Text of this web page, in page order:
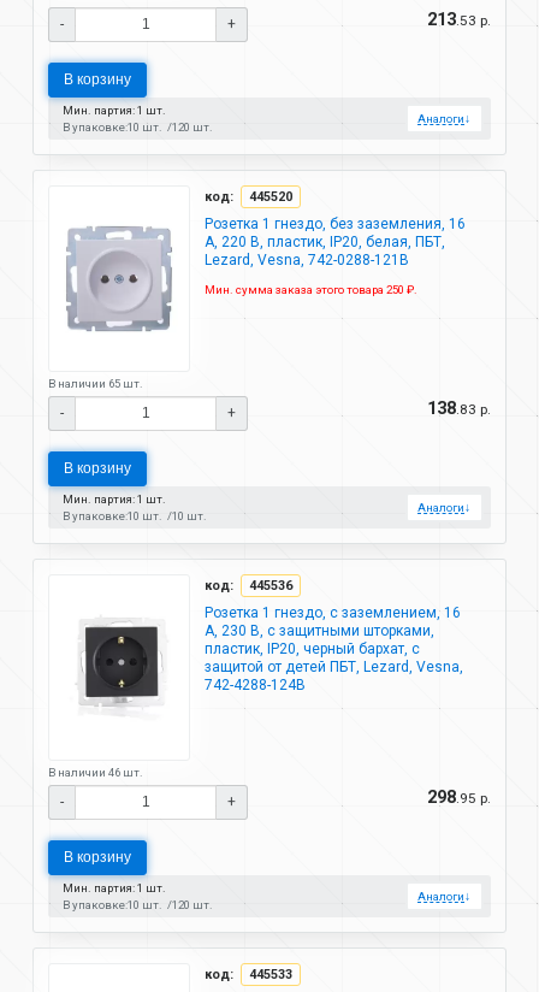
- + 213.53 р.
В корзину
Мин. партия: 1 шт.
В упаковке:10 шт. 120 шт.
Аналоги↓
код: 445520
Розетка 1 гнездо, без заземления, 16
А, 220 В, пластик, IP20, белая, ПБТ,
Lezard, Vesna, 742-0288-121B
Мин. сумма заказа этого товара 250 ₽.
В наличии 65 шт.
- + 138.83 р.
В корзину
Мин. партия: 1 шт.
В упаковке:10 шт. 10 шт.
Аналоги↓
код: 445536
Розетка 1 гнездо, с заземлением, 16
А, 230 В, с защитными шторками,
пластик, IP20, черный бархат, с
защитой от детей ПБТ, Lezard, Vesna,
742-4288-124B
В наличии 46 шт.
- + 298.95 р.
В корзину
Мин. партия: 1 шт.
В упаковке:10 шт. 120 шт.
Аналоги↓
код: 445533